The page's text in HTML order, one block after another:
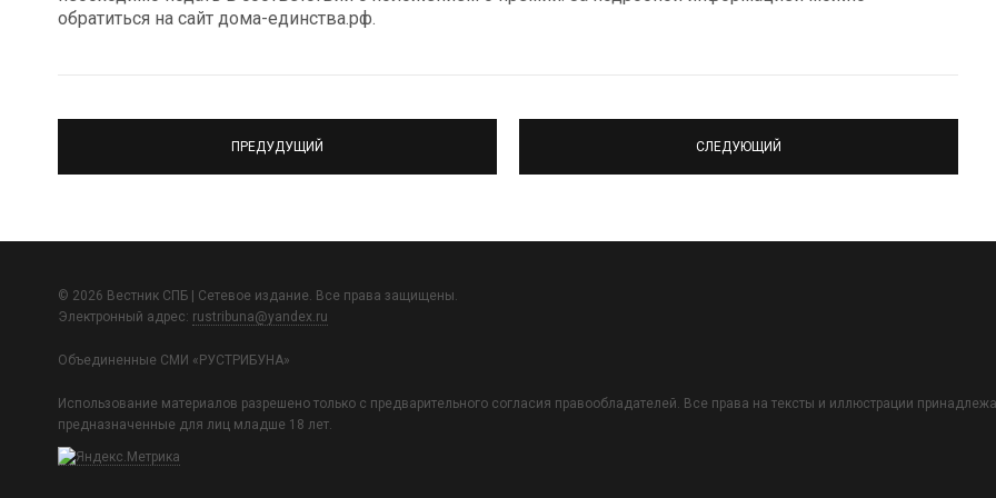
обратиться на сайт дома-единства.рф.
ПРЕДУДУЩИЙ СЛЕДУЮЩИЙ
© 2026 Вестник СПБ | Сетевое издание. Все права защищены.
Электронный адрес: rustribuna@yandex.ru
Объединенные СМИ «РУСТРИБУНА»
Использование материалов разрешено только с предварительного согласия правообладателей. Все права на тексты и иллюстрации
предназначенные для лиц младше 18 лет.